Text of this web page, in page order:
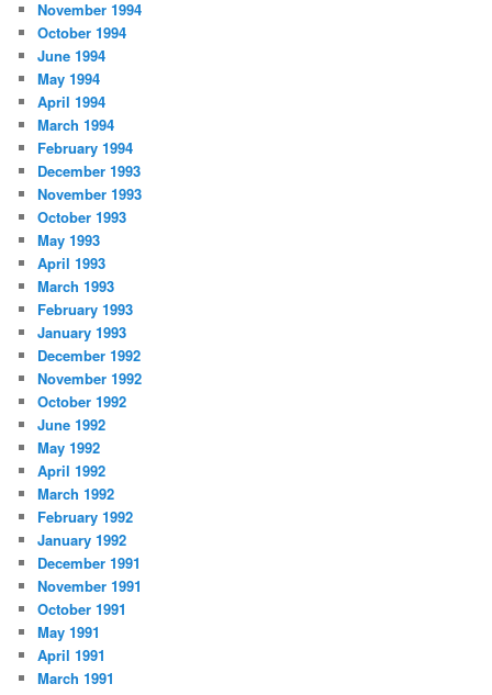
November 1994
October 1994
June 1994
May 1994
April 1994
March 1994
February 1994
December 1993
November 1993
October 1993
May 1993
April 1993
March 1993
February 1993
January 1993
December 1992
November 1992
October 1992
June 1992
May 1992
April 1992
March 1992
February 1992
January 1992
December 1991
November 1991
October 1991
May 1991
April 1991
March 1991